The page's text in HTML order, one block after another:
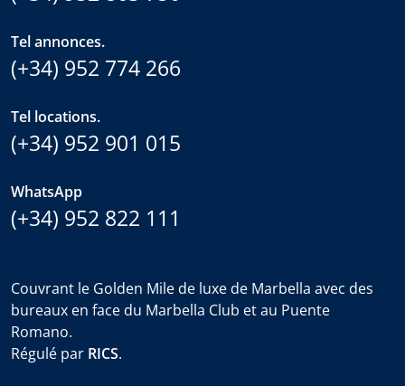
Tel annonces.
(+34) 952 774 266
Tel locations.
(+34) 952 901 015
WhatsApp
(+34) 952 822 111
Couvrant le Golden Mile de luxe de Marbella avec des
bureaux en face du Marbella Club et au Puente
Romano.
Régulé par RICS.